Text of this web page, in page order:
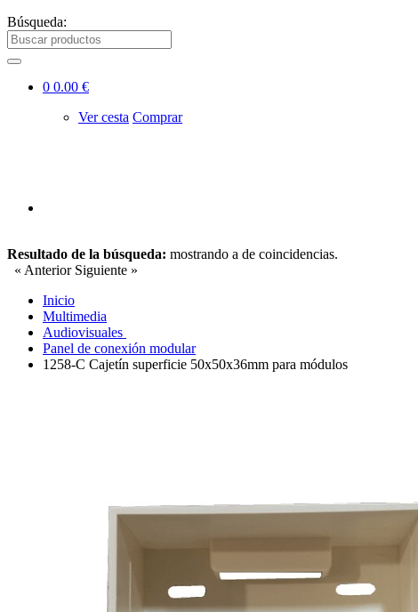
Búsqueda:
0 0.00 €
Ver cesta Comprar
Resultado de la búsqueda: mostrando a de coincidencias.
« Anterior Siguiente »
Inicio
Multimedia
Audiovisuales
Panel de conexión modular
1258-C Cajetín superficie 50x50x36mm para módulos